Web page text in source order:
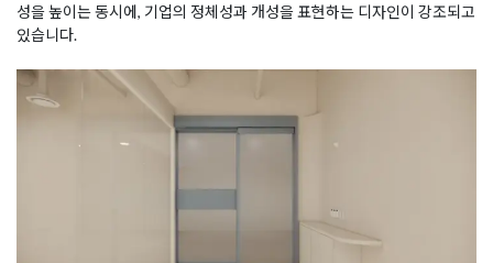
성을 높이는 동시에, 기업의 정체성과 개성을 표현하는 디자인이 강조되고
있습니다.